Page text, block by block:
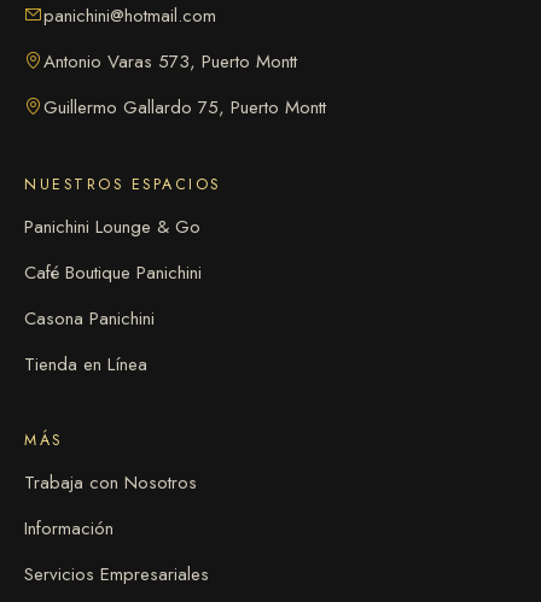
panichini@hotmail.com
Antonio Varas 573, Puerto Montt
Guillermo Gallardo 75, Puerto Montt
NUESTROS ESPACIOS
Panichini Lounge & Go
Café Boutique Panichini
Casona Panichini
Tienda en Línea
MÁS
Trabaja con Nosotros
Información
Servicios Empresariales